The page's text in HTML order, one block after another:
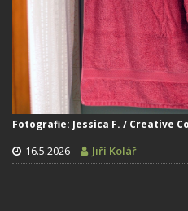
Fotografie: Jessica F. / Creative
16.5.2026 Jiří Kolář